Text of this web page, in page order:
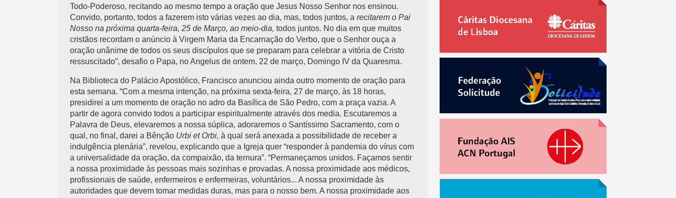
Todo-Poderoso, recitando ao mesmo tempo a oração que Jesus Nosso Senhor nos ensinou.
Convido, portanto, todos a fazerem isto várias vezes ao dia, mas, todos juntos, a recitarem o Pai
Nosso na próxima quarta-feira, 25 de Março, ao meio-dia, todos juntos. No dia em que muitos
cristãos recordam o anúncio à Virgem Maria da Encarnação do Verbo, que o Senhor ouça a
oração unânime de todos os seus discípulos que se preparam para celebrar a vitória de Cristo
ressuscitado”, desafio o Papa, no Angelus de ontem, 22 de março, Domingo IV da Quaresma.
Na Biblioteca do Palácio Apostólico, Francisco anunciou ainda outro momento de oração para
esta semana. “Com a mesma intenção, na próxima sexta-feira, 27 de março, às 18 horas,
presidirei a um momento de oração no adro da Basílica de São Pedro, com a praça vazia. A
partir de agora convido todos a participar espiritualmente através dos media. Escutaremos a
Palavra de Deus, elevaremos a nossa súplica, adoraremos o Santíssimo Sacramento, com o
qual, no final, darei a Bênção Urbi et Orbi, à qual será anexada a possibilidade de receber a
indulgência plenária”, revelou, explicando que a Igreja quer “responder à pandemia do vírus com
a universalidade da oração, da compaixão, da ternura”. “Permaneçamos unidos. Façamos sentir
a nossa proximidade às pessoas mais sozinhas e provadas. A nossa proximidade aos médicos,
profissionais de saúde, enfermeiros e enfermeiras, voluntários... A nossa proximidade às
autoridades que devem tomar medidas duras, mas para o nosso bem. A nossa proximidade aos